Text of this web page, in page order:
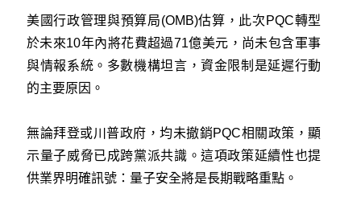
美國行政管理與預算局(OMB)估算，此次PQC轉型
於未來10年內將花費超過71億美元，尚未包含軍事
與情報系統。多數機構坦言，資金限制是延遲行動
的主要原因。
無論拜登或川普政府，均未撤銷PQC相關政策，顯
示量子威脅已成跨黨派共識。這項政策延續性也提
供業界明確訊號：量子安全將是長期戰略重點。